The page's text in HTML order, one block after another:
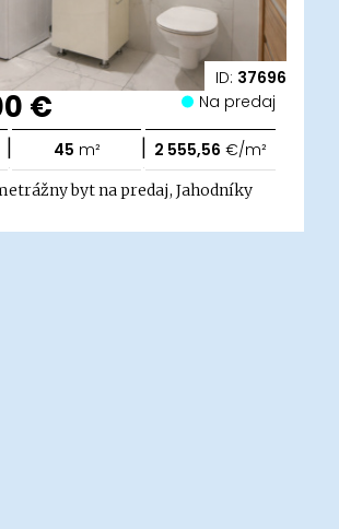
ID: 37696
€ Na predaj
| 45 m² | 2 555,56 €/m²
byt na predaj, Jahodníky